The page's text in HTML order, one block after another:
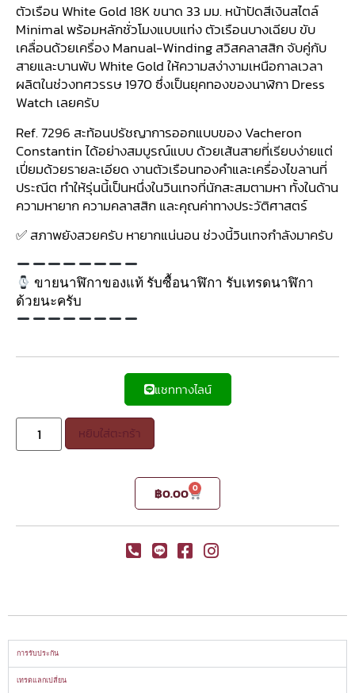
ตัวเรือน White Gold 18K ขนาด 33 มม. หน้าปัดสีเงินสไตล์
Minimal พร้อมหลักชั่วโมงแบบแท่ง ตัวเรือนบางเฉียบ ขับ
เคลื่อนด้วยเครื่อง Manual-Winding สวิสคลาสสิก จับคู่กับ
สายและบานพับ White Gold ให้ความสง่างามเหนือกาลเวลา
ผลิตในช่วงทศวรรษ 1970 ซึ่งเป็นยุคทองของนาฬิกา Dress
Watch เลยครับ
Ref. 7296 สะท้อนปรัชญาการออกแบบของ Vacheron
Constantin ได้อย่างสมบูรณ์แบบ ด้วยเส้นสายที่เรียบง่ายแต่
เปี่ยมด้วยรายละเอียด งานตัวเรือนทองคำและเครื่องไขลานที่
ประณีต ทำให้รุ่นนี้เป็นหนึ่งในวินเทจที่นักสะสมตามหา ทั้งในด้าน
ความหายาก ความคลาสสิก และคุณค่าทางประวัติศาสตร์
✅ สภาพยังสวยครับ หายากแน่นอน ช่วงนี้วินเทจกำลังมาครับ
ขายนาฬิกาของแท้ รับซื้อนาฬิกา รับเทรดนาฬิกา
ด้วยนะครับ
แชททางไลน์
หยิบใส่ตะกร้า
฿0.00 0
การรับประกัน
เทรดแลกเปลี่ยน